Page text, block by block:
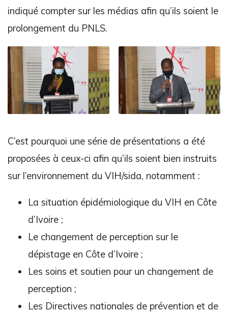
indiqué compter sur les médias afin qu’ils soient le
prolongement du PNLS.
C’est pourquoi une série de présentations a été
proposées à ceux-ci afin qu’ils soient bien instruits
sur l’environnement du VIH/sida, notamment :
La situation épidémiologique du VIH en Côte
d’Ivoire ;
Le changement de perception sur le
dépistage en Côte d’Ivoire ;
Les soins et soutien pour un changement de
perception ;
Les Directives nationales de prévention et de